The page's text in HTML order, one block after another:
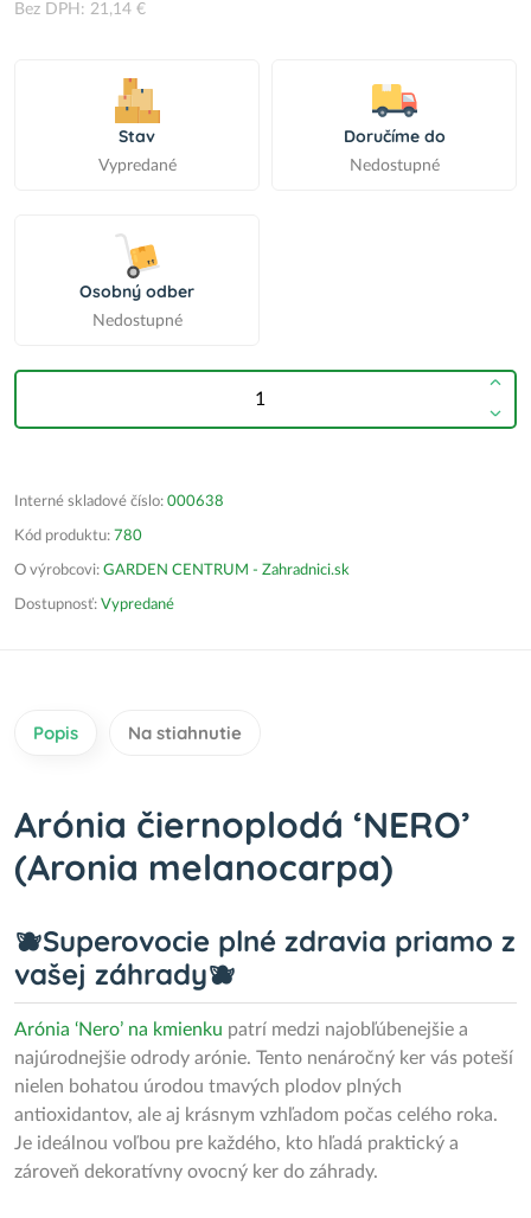
Bez DPH: 21,14 €
Stav
Vypredané
Doručíme do
Nedostupné
Osobný odber
Nedostupné
Interné skladové číslo: 000638
Kód produktu: 780
O výrobcovi: GARDEN CENTRUM - Zahradnici.sk
Dostupnosť: Vypredané
Popis Na stiahnutie
Arónia čiernoplodá ‘NERO’
(Aronia melanocarpa)
🫐Superovocie plné zdravia priamo z
vašej záhrady🫐
Arónia ‘Nero’ na kmienku patrí medzi najobľúbenejšie a
najúrodnejšie odrody arónie. Tento nenáročný ker vás poteší
nielen bohatou úrodou tmavých plodov plných
antioxidantov, ale aj krásnym vzhľadom počas celého roka.
Je ideálnou voľbou pre každého, kto hľadá praktický a
zároveň dekoratívny ovocný ker do záhrady.